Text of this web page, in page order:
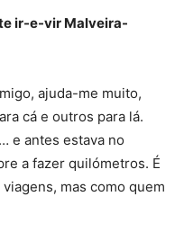
ir-e-vir Malveira-
ajuda-me muito,
cá e outros para lá.
e antes estava no
a fazer quilómetros. É
mas como quem